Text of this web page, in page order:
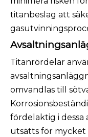
titanbeslag att
Titanrördelar
omvandlas till
fördelaktig i dessa
utsätts för mycket